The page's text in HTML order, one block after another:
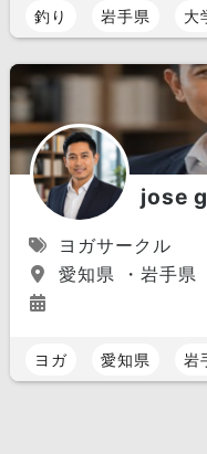
釣り 岩手県 大
jose
ヨガサークル
愛知県 ・岩手
ヨガ 愛知県 岩